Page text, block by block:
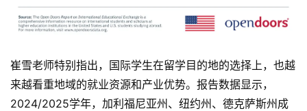
崔雪老师特别指出，国际学生在留学目的地的选择上，也越
来越看重地域的就业资源和产业优势。报告数据显示，
2024/2025学年，加利福尼亚州、纽约州、德克萨斯州成